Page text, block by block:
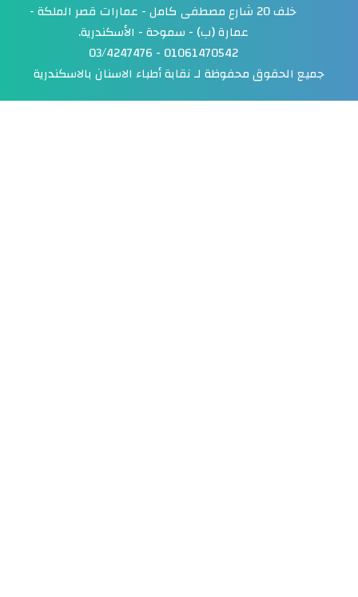
خلف 20 شارع مصطفى كامل - عمارات قصر الملكة -
عمارة (ب) - سموحة - الأسكندرية.
01061470542 - 03/4247476
الحقوق محفوظة لـنقابة أطباء الاسنان بالاسكندرية